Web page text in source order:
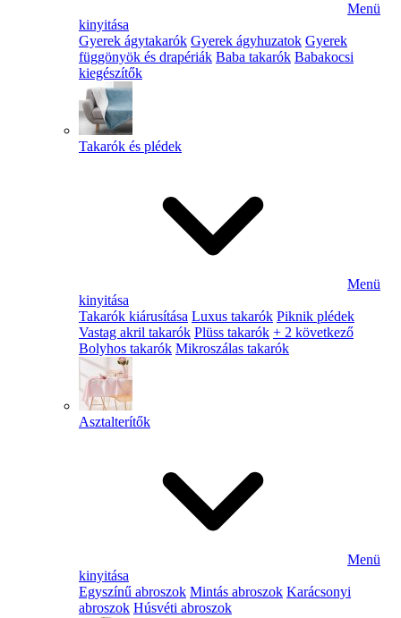
Menü
kinyitása
Gyerek ágytakarók Gyerek ágyhuzatok Gyerek
függönyök és drapériák Baba takarók Babakocsi
kiegészítők
Takarók és plédek
Menü
kinyitása
Takarók kiárusítása Luxus takarók Piknik plédek
Vastag akril takarók Plüss takarók + 2 következő
Bolyhos takarók Mikroszálas takarók
Asztalterítők
Menü
kinyitása
Egyszínű abroszok Mintás abroszok Karácsonyi
abroszok Húsvéti abroszok